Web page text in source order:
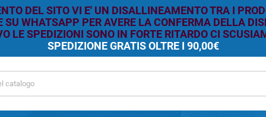
DEL SITO VI E' UN DISALLINEAMENTO TRA I
SU WHATSAPP PER AVERE LA CONFERMA DELLA
LE SPEDIZIONI SONO IN FORTE RITARDO CI
SPEDIZIONE GRATIS OLTRE I 90,00€